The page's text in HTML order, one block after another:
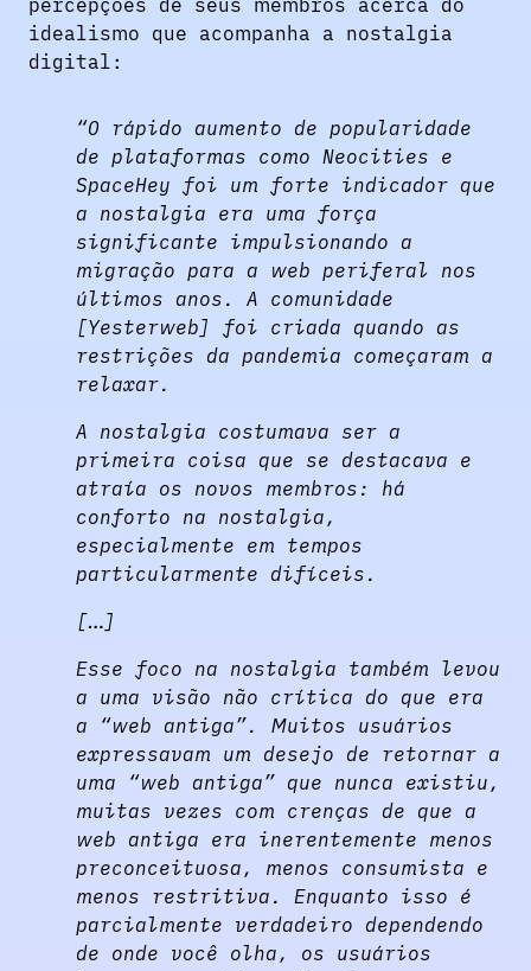
percepções de seus membros acerca do
idealismo que acompanha a nostalgia
digital:
“O rápido aumento de popularidade
de plataformas como Neocities e
SpaceHey foi um forte indicador que
a nostalgia era uma força
significante impulsionando a
migração para a web periferal nos
últimos anos. A comunidade
[Yesterweb] foi criada quando as
restrições da pandemia começaram a
relaxar.
A nostalgia costumava ser a
primeira coisa que se destacava e
atraía os novos membros: há
conforto na nostalgia,
especialmente em tempos
particularmente difíceis.
[…]
Esse foco na nostalgia também levou
a uma visão não crítica do que era
a “web antiga”. Muitos usuários
expressavam um desejo de retornar a
uma “web antiga” que nunca existiu,
muitas vezes com crenças de que a
web antiga era inerentemente menos
preconceituosa, menos consumista e
menos restritiva. Enquanto isso é
parcialmente verdadeiro dependendo
de onde você olha, os usuários